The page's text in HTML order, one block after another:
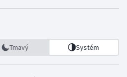
Tmavý Systém